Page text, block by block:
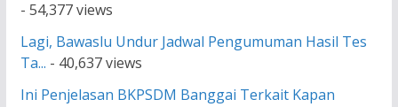
- 54,377 views
Lagi, Bawaslu Undur Jadwal Pengumuman Hasil Tes
Ta... - 40,637 views
Ini Penjelasan BKPSDM Banggai Terkait Kapan